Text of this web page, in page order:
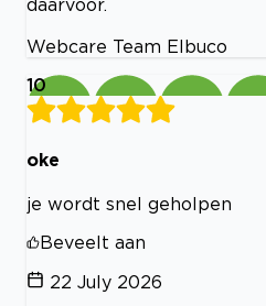
daarvoor.
Webcare Team Elbuco
10
oke
je wordt snel geholpen
Beveelt aan
22 July 2026